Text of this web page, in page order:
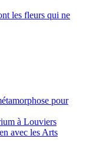
les fleurs qui ne
pour
à Louviers
avec les Arts